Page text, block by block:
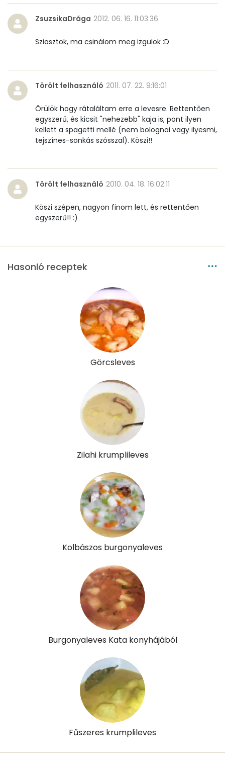
ZsuzsikaDrága 2012. 06. 16. 11:03:36
Sziasztok, ma csinálom meg izgulok :D
Törölt felhasználó 2011. 07. 22. 9:16:01
Örülök hogy rátaláltam erre a levesre. Rettentően
egyszerű, és kicsit "nehezebb" kaja is, pont ilyen
kellett a spagetti mellé (nem bolognai vagy ilyesmi,
tejszínes-sonkás szósszal). Köszi!!
Törölt felhasználó 2010. 04. 18. 16:02:11
Köszi szépen, nagyon finom lett, és rettentően
egyszerű!! :)
Hasonló receptek
Görcsleves
Zilahi krumplileves
Kolbászos burgonyaleves
Burgonyaleves Kata konyhájából
Fűszeres krumplileves